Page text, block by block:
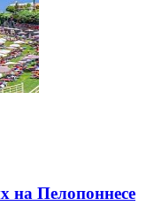
на Пелопоннесе